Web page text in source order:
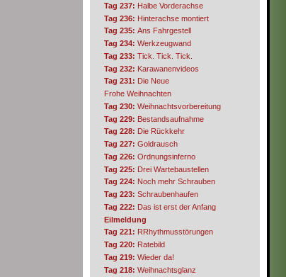
Tag 237: Halbe Vorderachse
Tag 236: Hinterachse montiert
Tag 235: Ans Fahrgestell
Tag 234: Werkzeugwand
Tag 233: Tick. Tick. Tick.
Tag 232: Karawanenvideos
Tag 231: Die Neue
Frohe Weihnachten
Tag 230: Weihnachtsvorbereitung
Tag 229: Bestandsaufnahme
Tag 228: Die Rückkehr
Tag 227: Goldrausch
Tag 226: Ordnungsinferno
Tag 225: Drei Wartebaustellen
Tag 224: Noch mehr Schrauben
Tag 223: Schraubenhaufen
Tag 222: Das ist erst der Anfang
Eilmeldung
Tag 221: RRhythmusstörungen
Tag 220: Ratebild
Tag 219: Wieder da!
Tag 218: Weihnachtsglanz